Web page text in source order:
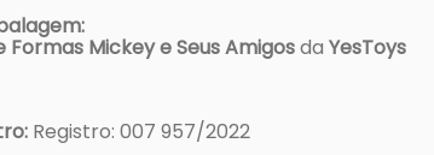
Mickey e Seus Amigosda YesToys
Registro: 007 957/2022